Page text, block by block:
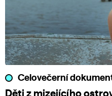
Celovečerní
Děti z mizejícího